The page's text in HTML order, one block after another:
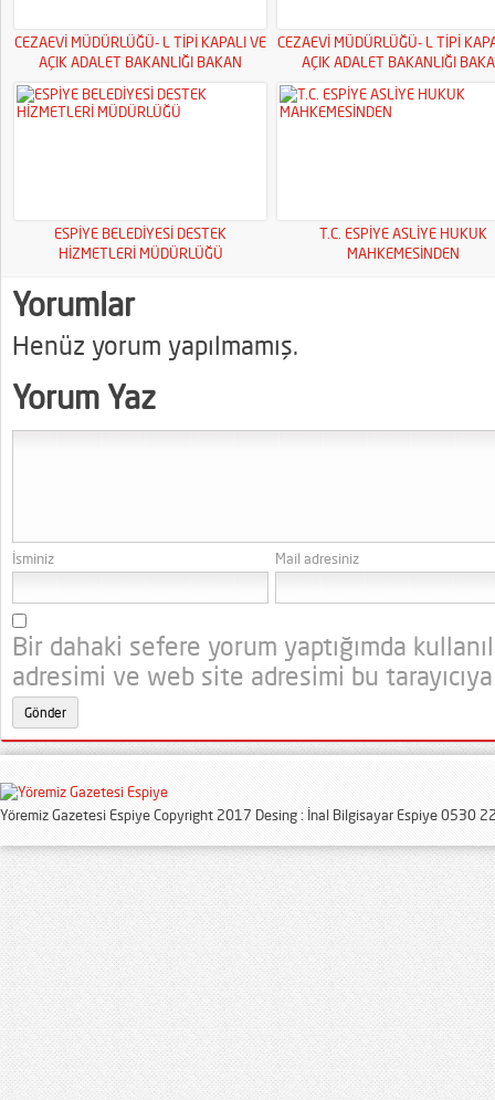
CEZAEVİ MÜDÜRLÜĞÜ- L TİPİ KAPALI VE
AÇIK ADALET BAKANLIĞI BAKAN
CEZAEVİ MÜDÜRLÜĞÜ- L TİPİ
AÇIK ADALET BAKANLIĞI
ESPİYE BELEDİYESİ DESTEK
HİZMETLERİ MÜDÜRLÜĞÜ
T.C. ESPİYE ASLİYE HUKUK
MAHKEMESİNDEN
Yorumlar
Henüz yorum yapılmamış.
Yorum Yaz
İsminiz Mail adresiniz
Bir dahaki sefere yorum yaptığımda
adresimi ve web site adresimi bu
Yöremiz Gazetesi Espiye Copyright 2017 Desing : İnal Bilgisayar Espiye 0530